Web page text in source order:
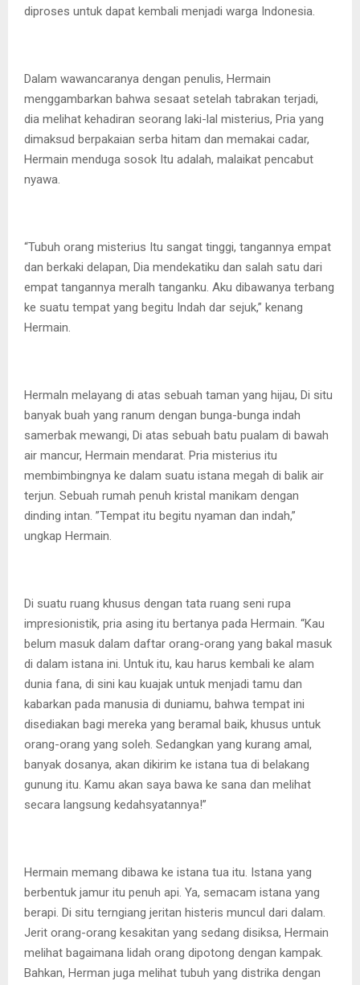
diproses untuk dapat kembali menjadi warga Indonesia.
Dalam wawancaranya dengan penulis, Hermain
menggambarkan bahwa sesaat setelah tabrakan terjadi,
dia melihat kehadiran seorang laki-lal misterius, Pria yang
dimaksud berpakaian serba hitam dan memakai cadar,
Hermain menduga sosok Itu adalah, malaikat pencabut
nyawa.
“Tubuh orang misterius Itu sangat tinggi, tangannya empat
dan berkaki delapan, Dia mendekatiku dan salah satu dari
empat tangannya meralh tanganku. Aku dibawanya terbang
ke suatu tempat yang begitu Indah dar sejuk,” kenang
Hermain.
Hermaln melayang di atas sebuah taman yang hijau, Di situ
banyak buah yang ranum dengan bunga-bunga indah
samerbak mewangi, Di atas sebuah batu pualam di bawah
air mancur, Hermain mendarat. Pria misterius itu
membimbingnya ke dalam suatu istana megah di balik air
terjun. Sebuah rumah penuh kristal manikam dengan
dinding intan. ”Tempat itu begitu nyaman dan indah,”
ungkap Hermain.
Di suatu ruang khusus dengan tata ruang seni rupa
impresionistik, pria asing itu bertanya pada Hermain. “Kau
belum masuk dalam daftar orang-orang yang bakal masuk
di dalam istana ini. Untuk itu, kau harus kembali ke alam
dunia fana, di sini kau kuajak untuk menjadi tamu dan
kabarkan pada manusia di duniamu, bahwa tempat ini
disediakan bagi mereka yang beramal baik, khusus untuk
orang-orang yang soleh. Sedangkan yang kurang amal,
banyak dosanya, akan dikirim ke istana tua di belakang
gunung itu. Kamu akan saya bawa ke sana dan melihat
secara langsung kedahsyatannya!”
Hermain memang dibawa ke istana tua itu. Istana yang
berbentuk jamur itu penuh api. Ya, semacam istana yang
berapi. Di situ terngiang jeritan histeris muncul dari dalam.
Jerit orang-orang kesakitan yang sedang disiksa, Hermain
melihat bagaimana lidah orang dipotong dengan kampak.
Bahkan, Herman juga melihat tubuh yang distrika dengan